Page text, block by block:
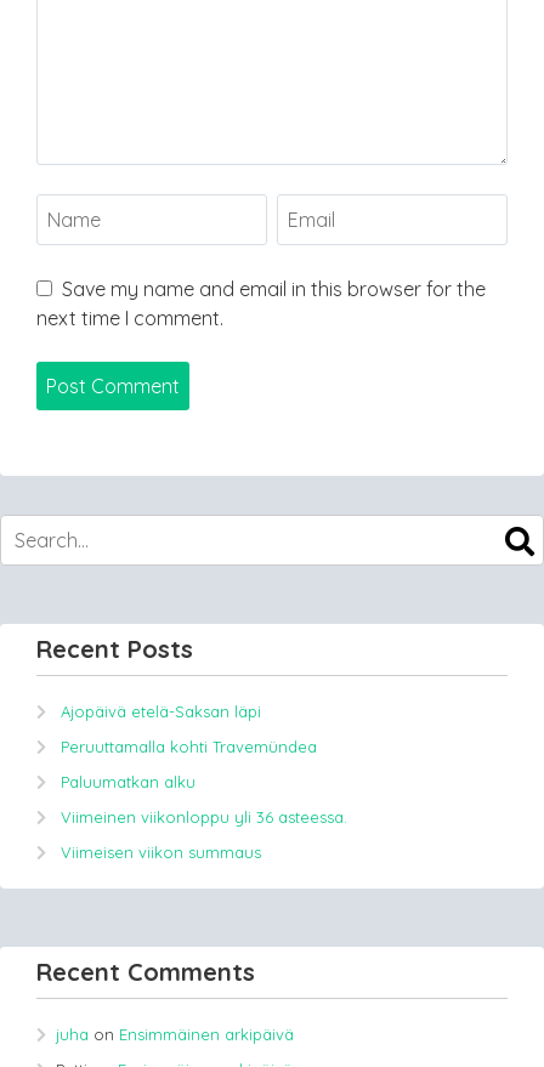
Save my name and email in this browser for the
next time I comment.
Recent Posts
Ajopäivä etelä-Saksan läpi
Peruuttamalla kohti Travemündea
Paluumatkan alku
Viimeinen viikonloppu yli 36 asteessa.
Viimeisen viikon summaus
Recent Comments
juha on Ensimmäinen arkipäivä